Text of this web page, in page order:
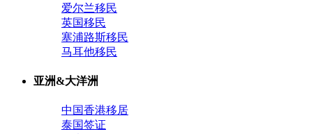
爱尔兰移民
英国移民
塞浦路斯移民
马耳他移民
亚洲&大洋洲
中国香港移居
泰国签证